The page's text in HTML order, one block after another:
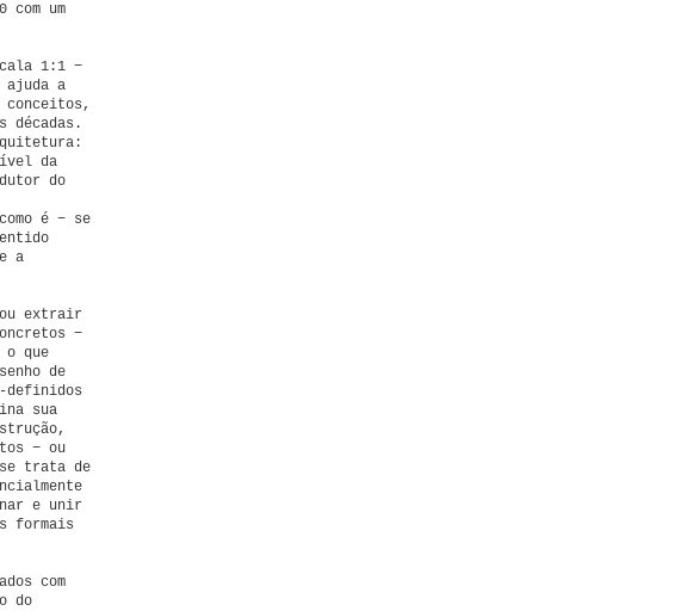
um
1:1 −
ajuda a
conceitos,
da
do
é − se
a
ou extrair
−
que
de
definidos
sua
− ou
trata de
e unir
formais
com
do